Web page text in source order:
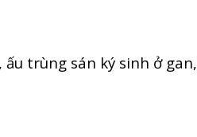
trùng sán ký sinh ở gan,